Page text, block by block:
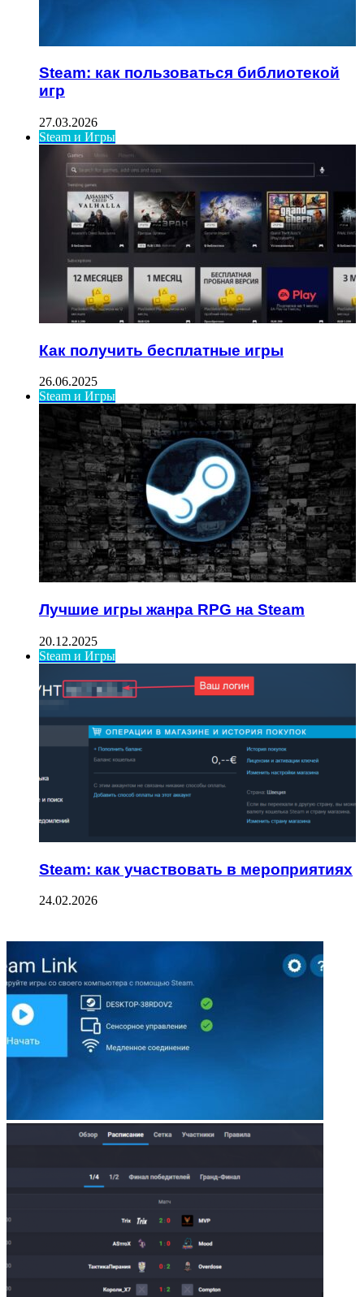
Steam: как пользоваться библиотекой
игр
27.03.2026
Steam и Игры
Как получить бесплатные игры
26.06.2025
Steam и Игры
Лучшие игры жанра RPG на Steam
20.12.2025
Steam и Игры
Steam: как участвовать в мероприятиях
24.02.2026